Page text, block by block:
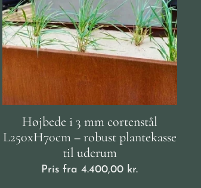
Højbede i 3 mm cortenstål
L250xH70cm – robust plantekasse
til uderum
Pris fra4.400,00 kr.